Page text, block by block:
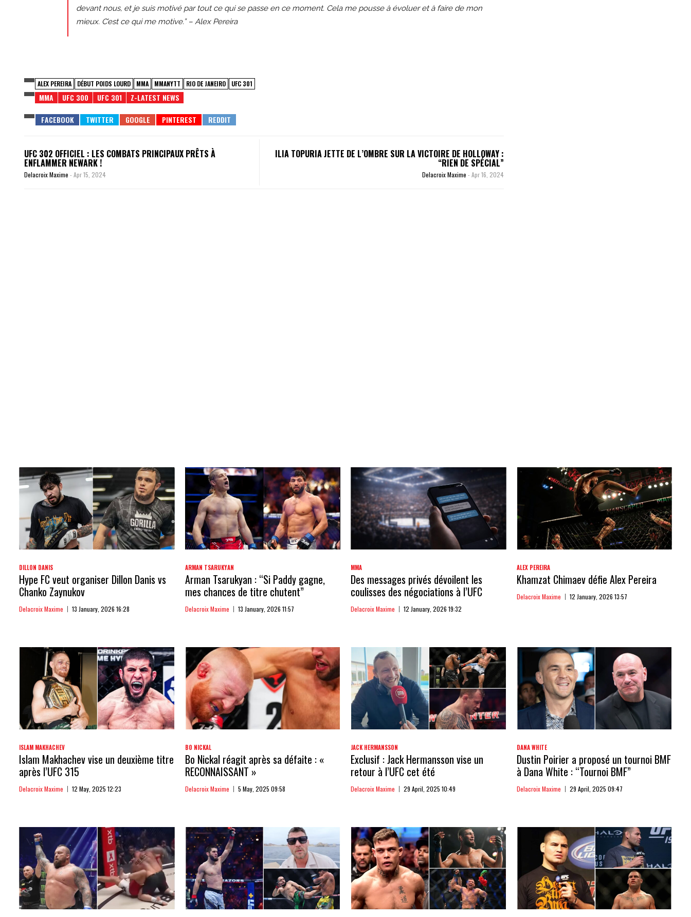
devant nous, et je suis motivé par tout ce qui se passe en ce moment. Cela me pousse à évoluer et à faire de mon
mieux. C’est ce qui me motive.” – Alex Pereira
ALEX PEREIRA DÉBUT POIDS LOURD MMA MMANYTT RIO DE JANEIRO UFC 301
MMA UFC 300 UFC 301 Z-LATEST NEWS
UFC 302 OFFICIEL : LES COMBATS PRINCIPAUX PRÊTS À
ENFLAMMER NEWARK !
Delacroix Maxime - Apr 15, 2024
ILIA TOPURIA JETTE DE L’OMBRE SUR LA VICTOIRE DE HOLLOWAY :
“RIEN DE SPÉCIAL”
Delacroix Maxime - Apr 16, 2024
DILLON DANIS
Hype FC veut organiser Dillon Danis vs
Chanko Zaynukov
Delacroix Maxime 13 January, 2026 16:28
ARMAN TSARUKYAN
Arman Tsarukyan : “Si Paddy gagne,
mes chances de titre chutent”
Delacroix Maxime 13 January, 2026 11:57
MMA
Des messages privés dévoilent les
coulisses des négociations à l’UFC
Delacroix Maxime 12 January, 2026 19:32
ALEX PEREIRA
Khamzat Chimaev défie Alex Pereira
Delacroix Maxime 12 January, 2026 13:57
ISLAM MAKHACHEV
Islam Makhachev vise un deuxième titre
après l’UFC 315
Delacroix Maxime 12 May, 2025 12:23
BO NICKAL
Bo Nickal réagit après sa défaite : «
RECONNAISSANT »
Delacroix Maxime 5 May, 2025 09:58
JACK HERMANSSON
Exclusif : Jack Hermansson vise un
retour à l’UFC cet été
Delacroix Maxime 29 April, 2025 10:49
DANA WHITE
Dustin Poirier a proposé un tournoi BMF
à Dana White : “Tournoi BMF”
Delacroix Maxime 29 April, 2025 09:47